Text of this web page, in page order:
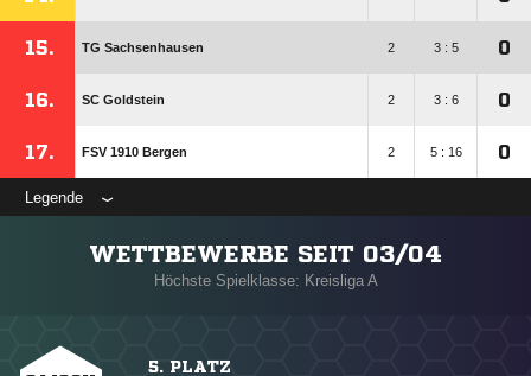
15. TG Sachsenhausen 2 3 : 5 0
16. SC Goldstein 2 3 : 6 0
17. FSV 1910 Bergen 2 5 : 16 0
Legende
WETTBEWERBE SEIT 03/04
Höchste Spielklasse: Kreisliga A
5. PLATZ